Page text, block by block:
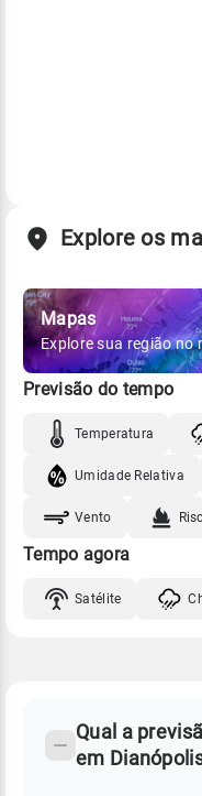
Explore os
Mapas
Explore sua região no
Previsão do tempo
Temperatura
Umidade Relativa
Vento
Tempo agora
Satélite
Perguntas
Qual a
em